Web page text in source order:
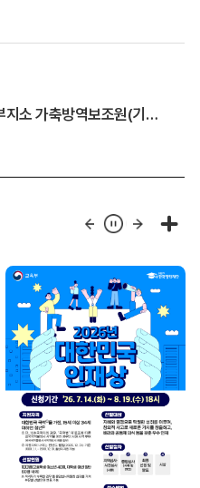
경상북도 동물위생시험소 북부지소 가축방역보조원(기간제 근로자) 채용 알림